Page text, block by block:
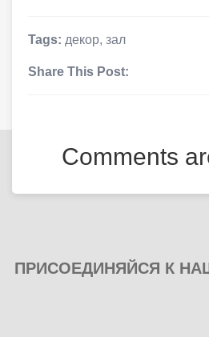
Tags: декор, зал
Share This Post:
Comments
ПРИСОЕДИНЯЙСЯ К